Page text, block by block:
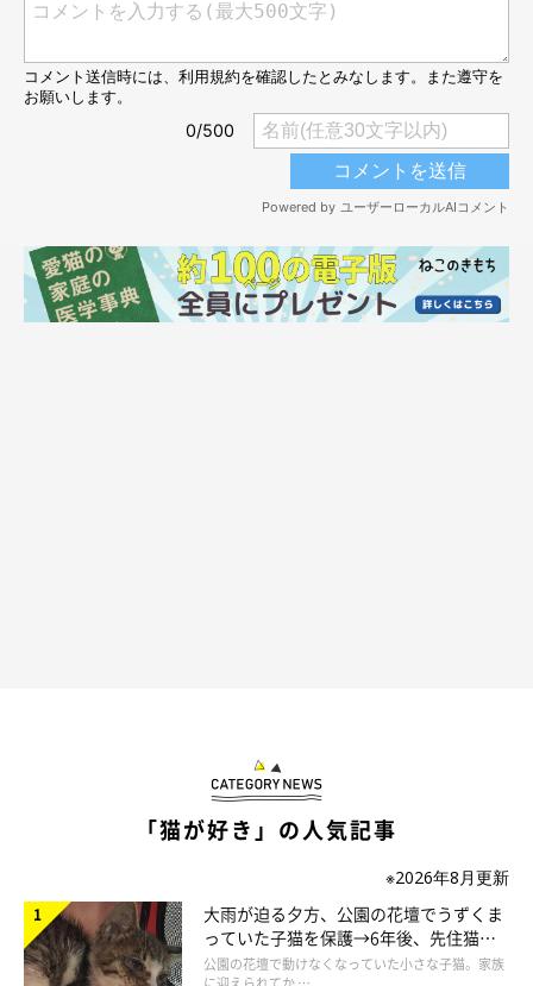
「猫が好き」の人気記事
※2026年8月更新
大雨が迫る夕方、公園の花壇でうずくま
っていた子猫を保護→6年後、先住猫
と“姉妹”のような関係に
公園の花壇で動けなくなっていた小さな子猫。家族